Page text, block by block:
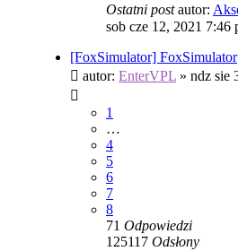
Ostatni postautor:
sob cze 12, 2021 7:46
[FoxSimulator] FoxSimulator
autor: EnterVPL » ndz sie
1
…
4
5
6
7
8
71 Odpowiedzi
125117 Odsłony